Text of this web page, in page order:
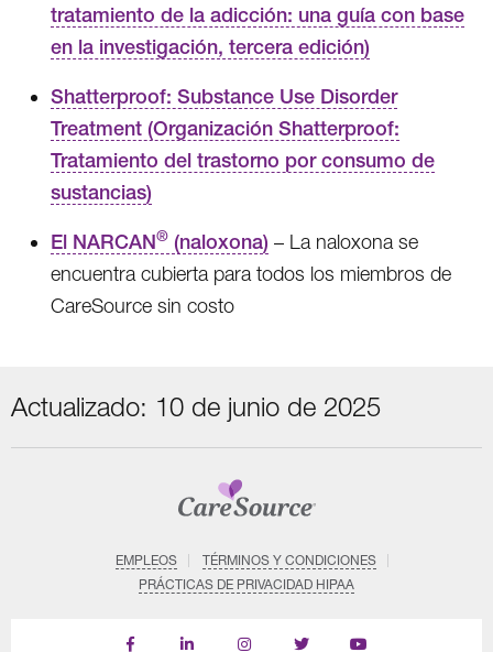
tratamiento de la adicción: una guía con base
en la investigación, tercera edición)
Shatterproof: Substance Use Disorder
Treatment (Organización Shatterproof:
Tratamiento del trastorno por consumo de
sustancias)
El NARCAN® (naloxona) – La naloxona se
encuentra cubierta para todos los miembros de
CareSource sin costo
Actualizado: 10 de junio de 2025
EMPLEOS
TÉRMINOS Y CONDICIONES
PRÁCTICAS DE PRIVACIDAD HIPAA
Find
Follow
Follow
Follow
Subscribe